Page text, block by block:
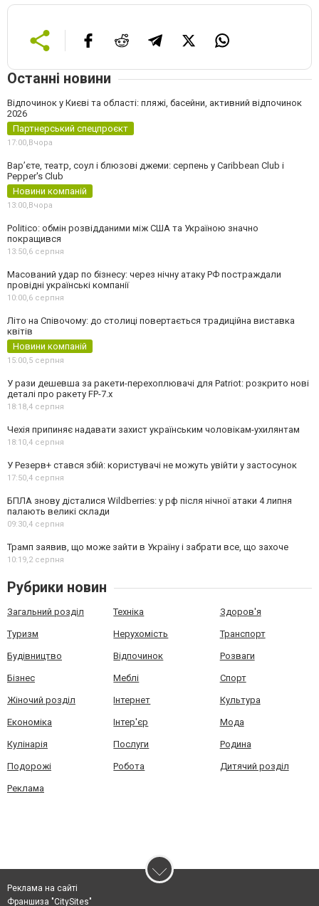
Останні новини
Відпочинок у Києві та області: пляжі, басейни, активний відпочинок
2026
Партнерський спецпроєкт
17:00,Вчора
Вар’єте, театр, соул і блюзові джеми: серпень у Caribbean Club і
Pepper's Club
Новини компаній
13:00,Вчора
Politico: обмін розвідданими між США та Україною значно
покращився
13:50,6 серпня
Масований удар по бізнесу: через нічну атаку РФ постраждали
провідні українські компанії
10:00,6 серпня
Літо на Співочому: до столиці повертається традиційна виставка
квітів
Новини компаній
15:00,5 серпня
У рази дешевша за ракети-перехоплювачі для Patriot: розкрито нові
деталі про ракету FP-7.x
18:18,4 серпня
Чехія припиняє надавати захист українським чоловікам-ухилянтам
18:10,4 серпня
У Резерв+ стався збій: користувачі не можуть увійти у застосунок
17:50,4 серпня
БПЛА знову дісталися Wildberries: у рф після нічної атаки 4 липня
палають великі склади
09:30,4 серпня
Трамп заявив, що може зайти в Україну і забрати все, що захоче
10:19,2 серпня
Рубрики новин
Загальний розділ Техніка Здоров'я
Туризм Нерухомість Транспорт
Будівництво Відпочинок Розваги
Бізнес Меблі Спорт
Жіночий розділ Інтернет Культура
Економіка Інтер'єр Мода
Кулінарія Послуги Родина
Подорожі Робота Дитячий розділ
Реклама
Реклама на сайті
Франшиза "CitySites"